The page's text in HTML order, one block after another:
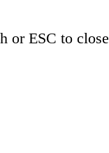
or ESC to close